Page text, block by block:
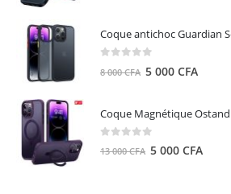
500 CFA.
8 000CFA Le
était :
000 CFA.
5 000 CFA
000 CFA.
13 000CFA Le
5 000 CFA